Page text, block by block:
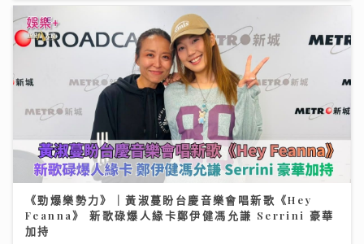
《勁爆樂勢力》｜黃淑蔓盼台慶音樂會唱新歌《Hey
Feanna》 新歌碌爆人緣卡鄭伊健馮允謙 Serrini 豪華
加持